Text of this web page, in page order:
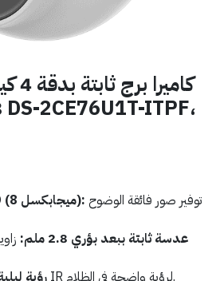
2.8 ملم، موديل DS-2CE76U1T-ITPF،
دقة عالية 4K UHD (8 ميجابكسل):
عدسة ثابتة ببعد بؤري 2.8 ملم:
رؤية ليلية
تقنية IR لرؤية واضحة في الظلام.